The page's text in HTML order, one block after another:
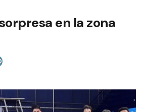
en la zona